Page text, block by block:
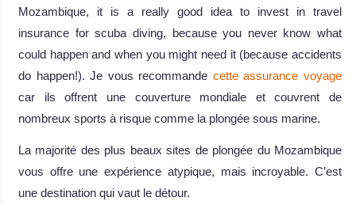
Mozambique, it is a really good idea to invest in travel
insurance for scuba diving, because you never know what
could happen and when you might need it (because accidents
do happen!). Je vous recommande cette assurance voyage
car ils offrent une couverture mondiale et couvrent de
nombreux sports à risque comme la plongée sous marine.
La majorité des plus beaux sites de plongée du Mozambique
vous offre une expérience atypique, mais incroyable. C’est
une destination qui vaut le détour.